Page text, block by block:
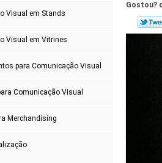
Visual em Stands
Visual em Vitrines
para Comunicação Visual
Comunicação Visual
Merchandising
Gostou?